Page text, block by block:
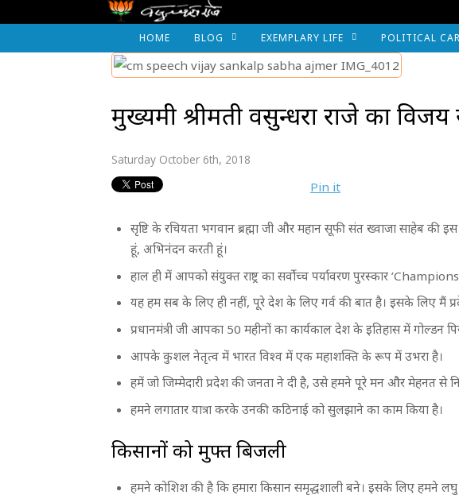
HOME BLOG EXEMPLARY LIFE POLITICAL
मुख्यमंत्री श्रीमती वसुन्धरा राजे का
Saturday October 6th, 2018
Pin it
सृष्टि के रचियता भगवान ब्रह्मा जी और महान सूफी संत ख्वाजा साहेब की
हूं, अभिनंदन करती हूं।
हाल ही में आपको संयुक्त राष्ट्र का सर्वोच्च पर्यावरण पुरस्कार
यह हम सब के लिए ही नहीं, पूरे देश के लिए गर्व की बात है। इसके लिए मैं
प्रधानमंत्री जी आपका 50 महीनों का कार्यकाल देश के इतिहास में गोल्डन
आपके कुशल नेतृत्व में भारत विश्व में एक महाशक्ति के रूप में उभरा है।
हमें जो जिम्मेदारी प्रदेश की जनता ने दी है, उसे हमने पूरे मन और मेहनत से
हमने लगातार यात्रा करके उनकी कठिनाई को सुलझाने का काम किया है।
किसानों को मुफ्त बिजली
हमने कोशिश की है कि हमारा किसान समृद्धशाली बने। इसके लिए हमने